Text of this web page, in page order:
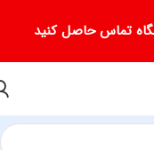
تماس حاصل کنید